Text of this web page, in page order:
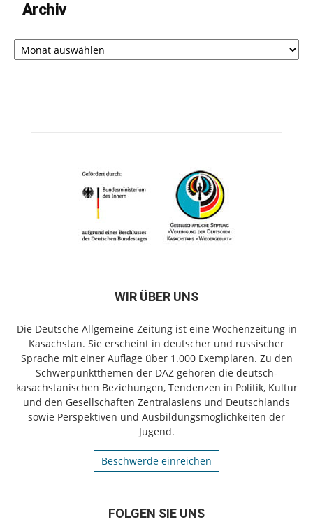
Archiv
Archiv
WIR ÜBER UNS
Die Deutsche Allgemeine Zeitung ist eine Wochenzeitung in
Kasachstan. Sie erscheint in deutscher und russischer
Sprache mit einer Auflage über 1.000 Exemplaren. Zu den
Schwerpunktthemen der DAZ gehören die deutsch-
kasachstanischen Beziehungen, Tendenzen in Politik, Kultur
und den Gesellschaften Zentralasiens und Deutschlands
sowie Perspektiven und Ausbildungsmöglichkeiten der
Jugend.
Beschwerde einreichen
FOLGEN SIE UNS